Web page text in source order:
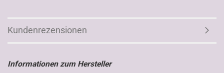
Kundenrezensionen